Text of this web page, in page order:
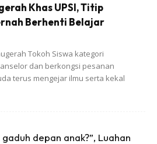
Khas UPSI, Titip
Berhenti Belajar
Tokoh Siswa kategori
dan berkongsi pesanan
terus mengejar ilmu serta kekal
depan anak?”, Luahan